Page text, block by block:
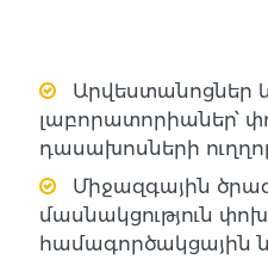
լաբորատորիաներ՝
դասախոսների
Միջազգային
մասնակցություն
համագործակցային